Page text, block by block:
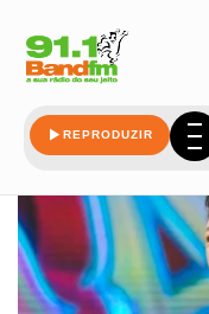
REPRODUZIR